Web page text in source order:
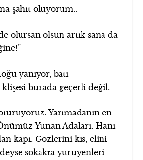
şahit oluyorum..
olursan olsun artık sana da
yanıyor, batı
klişesi burada geçerli değil.
Yarımadanın en
Yunan Adaları. Hani
kapı. Gözlerini kıs, elini
sokakta yürüyenleri